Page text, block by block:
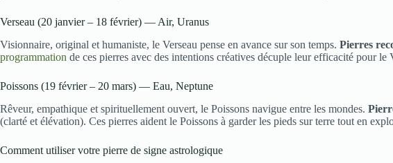
Verseau (20 janvier – 18 février) — Air, Uranus
Visionnaire, original et humaniste, le Verseau pense en avance sur son temps. Pierres
programmation de ces pierres avec des intentions créatives décuple leur efficacité pour le
Poissons (19 février – 20 mars) — Eau, Neptune
Rêveur, empathique et spirituellement ouvert, le Poissons navigue entre les mondes.
(clarté et élévation). Ces pierres aident le Poissons à garder les pieds sur terre tout en
Comment utiliser votre pierre de signe astrologique